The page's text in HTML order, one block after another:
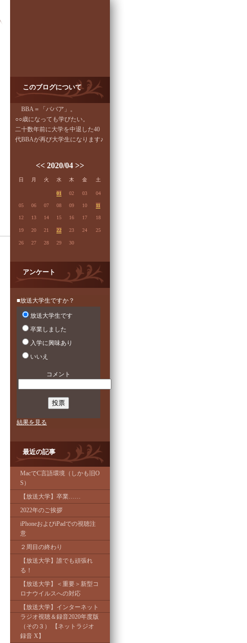
このブログについて
BBA＝「ババア」。
○○歳になっても学びたい。
二十数年前に大学を中退した40
代BBAが再び大学生になります♪
<< 2020/04 >>
日 月 火 水 木 金 土
01 02 03 04
05 06 07 08 09 10 11
12 13 14 15 16 17 18
19 20 21 22 23 24 25
26 27 28 29 30
アンケート
■放送大学生ですか？
放送大学生です
卒業しました
入学に興味あり
いいえ
コメント
結果を見る
最近の記事
MacでC言語環境（しかも旧O
S）
【放送大学】卒業……
2022年のご挨拶
iPhoneおよびiPadでの視聴注
意
２周目の終わり
【放送大学】誰でも頑張れ
る！
【放送大学】＜重要＞新型コ
ロナウイルスへの対応
【放送大学】インターネット
ラジオ視聴＆録音2020年度版
（その３） 【ネットラジオ
録音 X】